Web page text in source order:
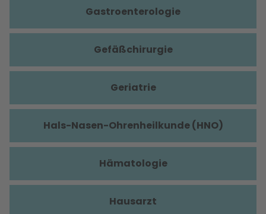
Gastroenterologie
Gefäßchirurgie
Geriatrie
Hals-Nasen-Ohrenheilkunde (HNO)
Hämatologie
Hausarzt